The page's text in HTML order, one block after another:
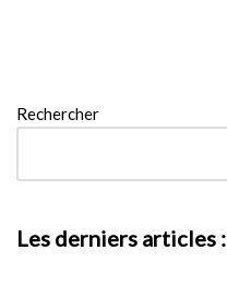
Rechercher
Les derniers articles :